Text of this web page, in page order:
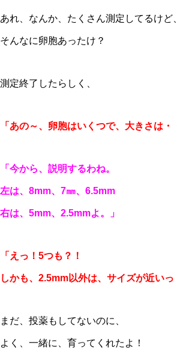
あれ、なんか、たくさん測定してるけど、
そんなに卵胞あったけ？
測定終了したらしく、
「あの～、卵胞はいくつで、大きさは・
「今から、説明するわね。
左は、8mm、7㎜、6.5mm
右は、5mm、2.5mmよ。」
「えっ！5つも？！
しかも、2.5mm以外は、サイズが近いっ
まだ、投薬もしてないのに、
よく、一緒に、育ってくれたよ！